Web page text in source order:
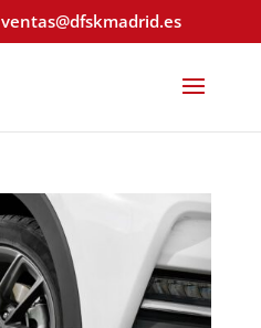
ventas@dfskmadrid.es